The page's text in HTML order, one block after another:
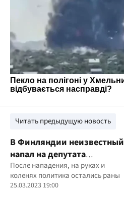
Читать предыдущую новость
В Финляндии неизвестный
напал на депутата
парламента
После нападения, на руках и
коленях политика остались раны
25.03.2023 19:00